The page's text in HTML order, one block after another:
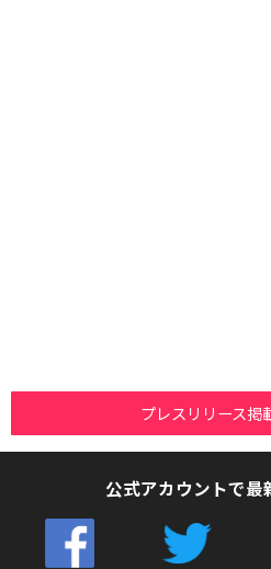
プレスリリース掲
公式アカウントで最